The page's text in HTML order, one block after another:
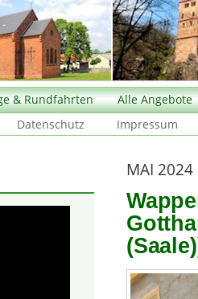
& Rundfahrten
Alle Angebote
Datenschutz Impressum
MAI 2024